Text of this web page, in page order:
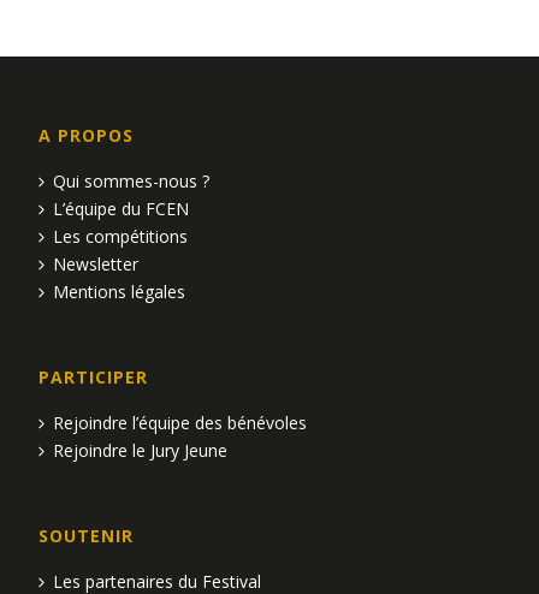
v
A PROPOS
Qui sommes-nous ?
L’équipe du FCEN
Les compétitions
Newsletter
Mentions légales
PARTICIPER
Rejoindre l’équipe des bénévoles
Rejoindre le Jury Jeune
SOUTENIR
Les partenaires du Festival